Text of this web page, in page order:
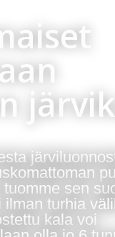
sen
ilman turhia
kala voi